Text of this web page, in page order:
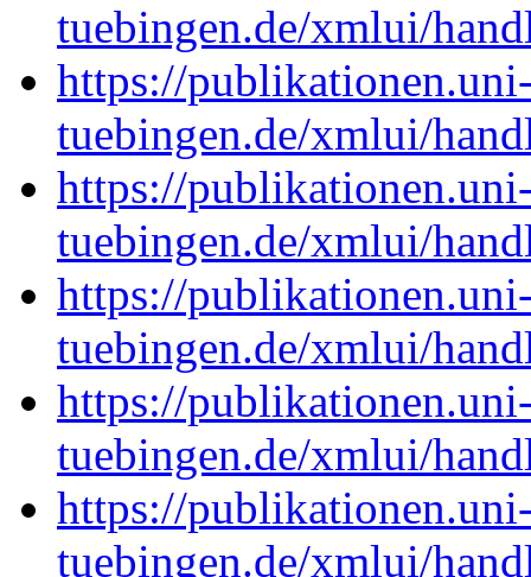
tuebingen.de/xmlui/
https://
tuebingen.de/xmlui/
https://
tuebingen.de/xmlui/
https://
tuebingen.de/xmlui/
https://
tuebingen.de/xmlui/
https://
tuebingen.de/xmlui/